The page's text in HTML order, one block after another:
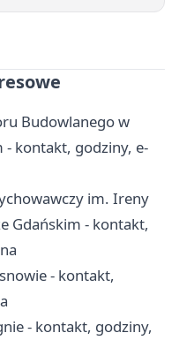
Budowlanego w
kontakt, godziny, e-
im. Ireny
Gdańskim - kontakt,
- kontakt,
- kontakt, godziny,